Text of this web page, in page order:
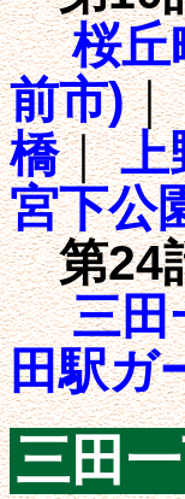
桜丘
前市)｜
橋｜上
宮下公
第24
三田
田駅ガ
三田